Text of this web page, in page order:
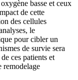
basse et ceux
de cette
des cellules
le
pour cibler un
de survie sera
ces patients et
remodelage